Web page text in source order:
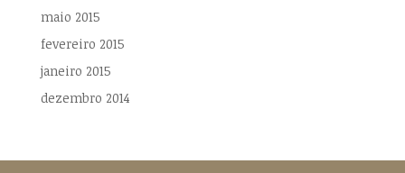
maio 2015
fevereiro 2015
janeiro 2015
dezembro 2014